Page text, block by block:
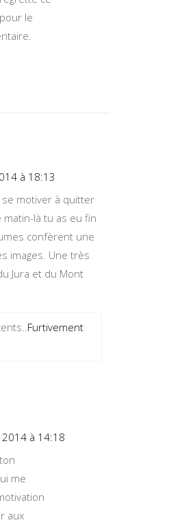
le
à 18:13
motiver à quitter
là tu as eu fin
confèrent une
images. Une très
Jura et du Mont
Furtivement
à 14:18
me
aux